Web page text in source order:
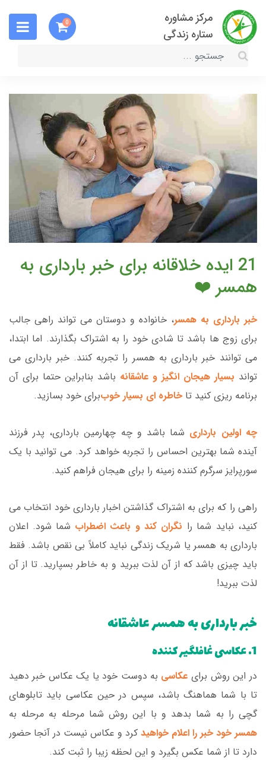
مرکز مشاوره
ستاره زندگی
0
21 ایده خلاقانه برای خبر بارداری به
همسر ❤️
خبر بارداری به همسر، خانواده و دوستان می تواند راهی جالب
برای زوج ها باشد تا شادی خود را به اشتراک بگذارند. اما ابتدا،
می توانند خبر بارداری به همسر را تجربه کنند. خبر بارداری می
تواند بسیار هیجان انگیز و عاشقانه باشد بنابراین حتما برای آن
برنامه ریزی کنید تا خاطره ای بسیار خوببرای خود بسازید.
چه اولین بارداری شما باشد و چه چهارمین بارداری، پدر فرزند
آینده شما بهترین احساس را تجربه خواهد کرد. می توانید با یک
سورپرایز سرگرم کننده زمینه را برای هیجان فراهم کنید.
راهی را که برای به اشتراک گذاشتن اخبار بارداری خود انتخاب می
کنید، نباید شما را نگران کند و باعث اضطراب شما شود. اعلان
بارداری به همسر یا شریک زندگی نباید کاملاً بی نقص باشد. فقط
باید چیزی باشد که از آن لذت ببرید و به خاطر بسپارید. تا از آن
لذت ببرید!
خبر بارداری به همسر عاشقانه
1. عکاسی غافلگیر کننده
در این روش برای عکاسی به دوست خود یا یک عکاس خبر دهید
تا با شما هماهنگ باشد، سپس در حین عکاسی باید تابلوهای
گچی را به شما بدهد و با این روش شما مرحله به مرحله به
همسر خود خبر را اعلام خواهید کرد و عکاس نیست در آنجا حضور
دارد تا از شما عکس بگیرد و این لحظه زیبا را ثبت کند.